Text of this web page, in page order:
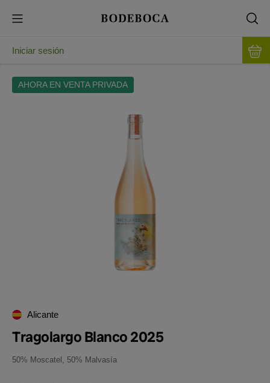
Iniciar sesión
AHORA EN VENTA PRIVADA
Alicante
Tragolargo Blanco 2025
50% Moscatel, 50% Malvasía